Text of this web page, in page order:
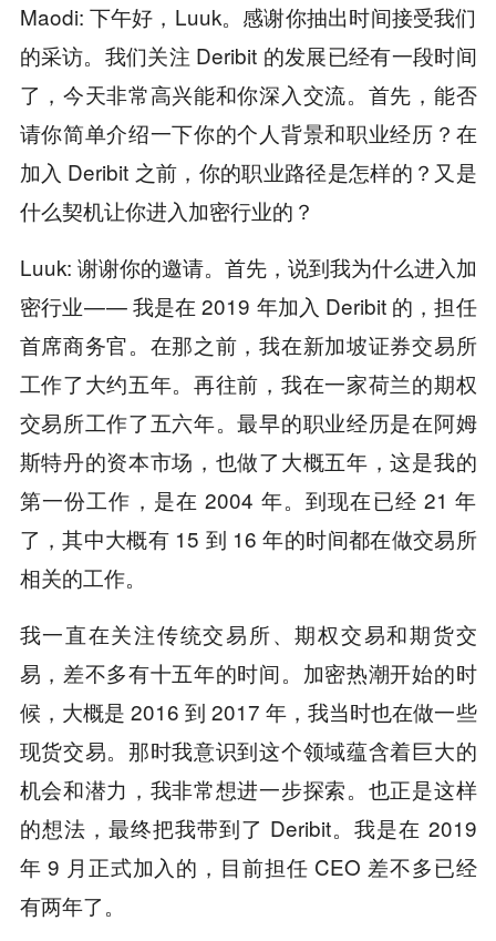
Maodi: 下午好，Luuk。感谢你抽出时间接受我们
的采访。我们关注 Deribit 的发展已经有一段时间
了，今天非常高兴能和你深入交流。首先，能否
请你简单介绍一下你的个人背景和职业经历？在
加入 Deribit 之前，你的职业路径是怎样的？又是
什么契机让你进入加密行业的？
Luuk: 谢谢你的邀请。首先，说到我为什么进入加
密行业 — — 我是在 2019 年加入 Deribit 的，担任
首席商务官。在那之前，我在新加坡证券交易所
工作了大约五年。再往前，我在一家荷兰的期权
交易所工作了五六年。最早的职业经历是在阿姆
斯特丹的资本市场，也做了大概五年，这是我的
第一份工作，是在 2004 年。到现在已经 21 年
了，其中大概有 15 到 16 年的时间都在做交易所
相关的工作。
我一直在关注传统交易所、期权交易和期货交
易，差不多有十五年的时间。加密热潮开始的时
候，大概是 2016 到 2017 年，我当时也在做一些
现货交易。那时我意识到这个领域蕴含着巨大的
机会和潜力，我非常想进一步探索。也正是这样
的想法，最终把我带到了 Deribit。我是在 2019
年 9 月正式加入的，目前担任 CEO 差不多已经
有两年了。